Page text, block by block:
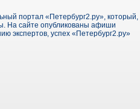
портал «Петербург2.ру», который,
На сайте опубликованы афиши
экспертов, успех «Петербург2.ру»